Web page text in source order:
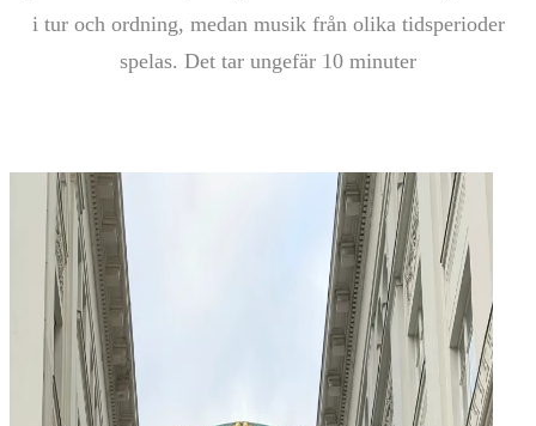
i tur och ordning, medan musik från olika tidsperioder
spelas. Det tar ungefär 10 minuter